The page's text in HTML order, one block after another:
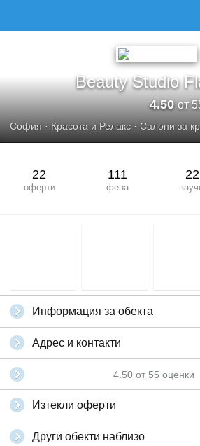
Beauty Studio
4.50от
София · Красота и Релакс · Салони за
22
оферти
111
фена
Информация за обекта
Адрес и контакти
4.50 от 55 оценки
Изтекли оферти
Други обекти наблизо